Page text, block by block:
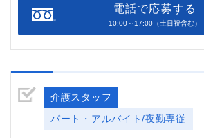
電話で応募する
10:00～17:00（土日祝含む）
介護スタッフ
パート・アルバイト/夜勤専従